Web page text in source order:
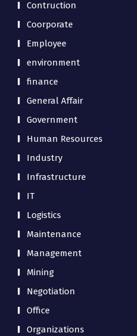
Contruction
Coorporate
Employee
environment
finance
General Affair
Government
Human Resources
Industry
Infrastructure
IT
Logistics
Maintenance
Management
Mining
Negotiation
Office
Organizations